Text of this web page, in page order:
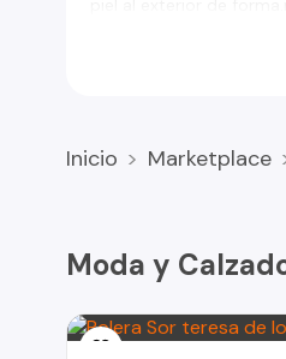
Inicio Marketplace
Moda y